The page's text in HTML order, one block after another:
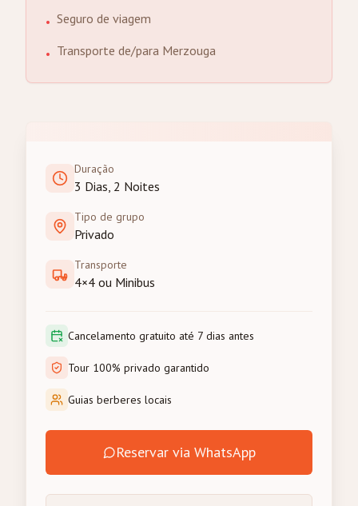
• Seguro de viagem
• Transporte de/para Merzouga
Duração
3 Dias, 2 Noites
Tipo de grupo
Privado
Transporte
4×4 ou Minibus
Cancelamento gratuito até 7 dias antes
Tour 100% privado garantido
Guias berberes locais
Reservar via WhatsApp